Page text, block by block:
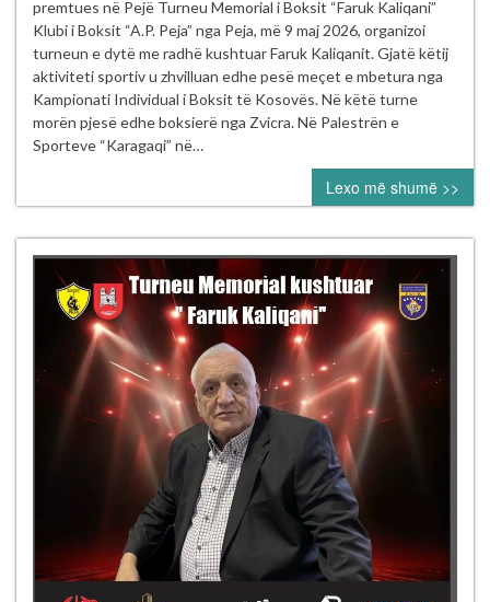
“Faruk
Kaliqani”
solli
emocion
dhe
rivalitet
ringun
e
Pejës
premtues në Pejë Turneu Memorial i Boksit “Faruk Kaliqani”
Klubi i Boksit “A.P. Peja” nga Peja, më 9 maj 2026, organizoi
turneun e dytë me radhë kushtuar Faruk Kaliqanit. Gjatë këtij
aktiviteti sportiv u zhvilluan edhe pesë meçet e mbetura nga
Kampionati Individual i Boksit të Kosovës. Në këtë turne
morën pjesë edhe boksierë nga Zvicra. Në Palestrën e
Sporteve “Karagaqi” në…
Lexo më shumë >>